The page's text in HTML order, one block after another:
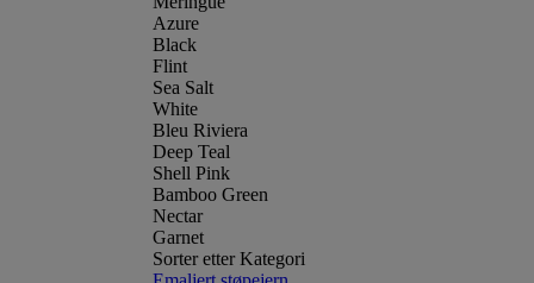
Azure
Black
Flint
Sea Salt
White
Bleu Riviera
Deep Teal
Shell Pink
Bamboo Green
Nectar
Garnet
Sorter etter Kategori